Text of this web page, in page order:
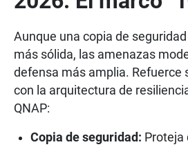
Aunque una copia de
más sólida, las amenazas
defensa más amplia. Refuerce
con la arquitectura de
QNAP:
Copia de seguridad: Proteja